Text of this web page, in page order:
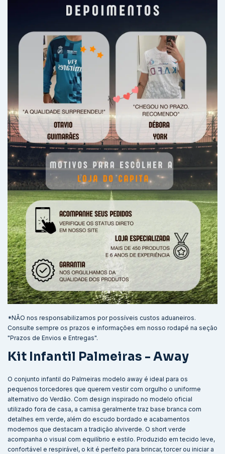
*NÃO nos responsabilizamos por possíveis custos aduaneiros.
Consulte sempre os prazos e informações em nosso rodapé na seção
"Prazos de Envios e Entregas".
Kit Infantil Palmeiras - Away
O conjunto infantil do Palmeiras modelo away é ideal para os
pequenos torcedores que querem vestir com orgulho o uniforme
alternativo do Verdão. Com design inspirado no modelo oficial
utilizado fora de casa, a camisa geralmente traz base branca com
detalhes em verde, além do escudo bordado e acabamentos
modernos que destacam a tradição alviverde. O short verde
acompanha o visual com equilíbrio e estilo. Produzido em tecido leve,
confortável e respirável, o kit é perfeito para brincar, torcer ou iniciar a